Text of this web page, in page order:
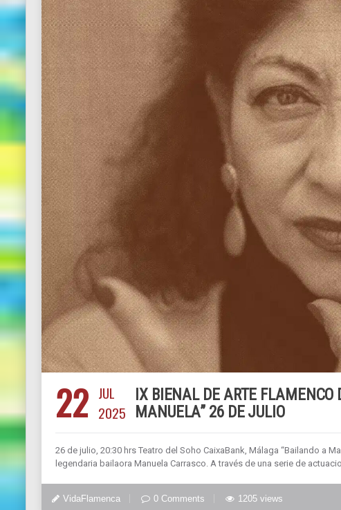
22 JUL
2025
IX BIENAL DE ARTE
MANUELA” 26 DE JULIO
26 de julio, 20:30 hrs Teatro del Soho CaixaBank, Málaga “Bailando a
legendaria bailaora Manuela Carrasco. A través de una serie de
VidaFlamenca 0 Comments 1205 views